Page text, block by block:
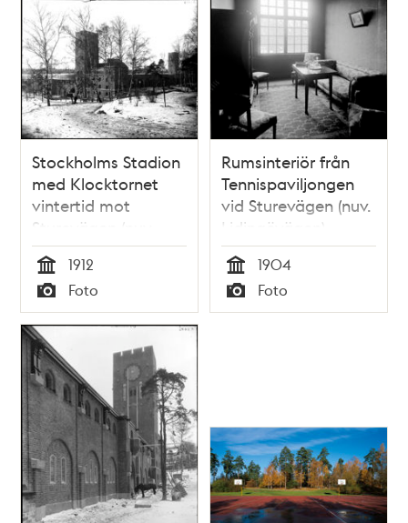
Stockholms Stadion
med Klocktornet
vintertid mot
Sturevägen (nuv.
Lidingövägen).
Tid
1912
Typ
Foto
Rumsinteriör från
Tennispaviljongen
vid Sturevägen (nuv.
Lidingövägen)
Tid
1904
Typ
Foto